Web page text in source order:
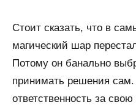
Стоит сказать, что в
магический шар
Потому он банально
принимать решения сам.
ответственность за